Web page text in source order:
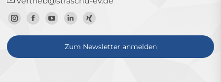
Zum
Instagram-
Zur
Facebook-
Zum
YouTube-
Kanal
Zum
LinkedIn-
Profil
Zum
Xing-
Profil
Zum Newsletter anmelden